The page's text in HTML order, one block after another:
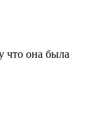
что она была